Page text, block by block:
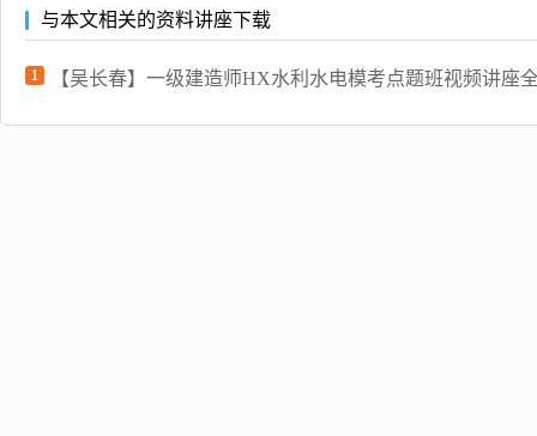
与本文相关的资料讲座下载
1 【吴长春】一级建造师HX水利水电模考点题班视频讲座